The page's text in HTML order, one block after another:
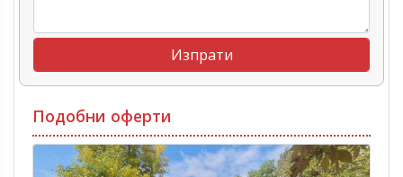
Подобни оферти